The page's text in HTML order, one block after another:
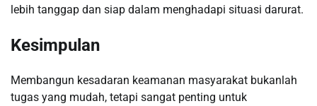
lebih tanggap dan siap dalam menghadapi situasi darurat.
Kesimpulan
Membangun kesadaran keamanan masyarakat bukanlah
tugas yang mudah, tetapi sangat penting untuk